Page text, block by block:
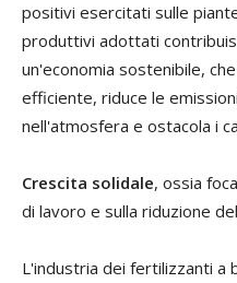
positivi esercitati sulle
produttivi adottati
un'economia sostenibile,
efficiente, riduce le
nell'atmosfera e ostacola i
Crescita solidale, ossia
di lavoro e sulla riduzione
L'industria dei fertilizzanti a